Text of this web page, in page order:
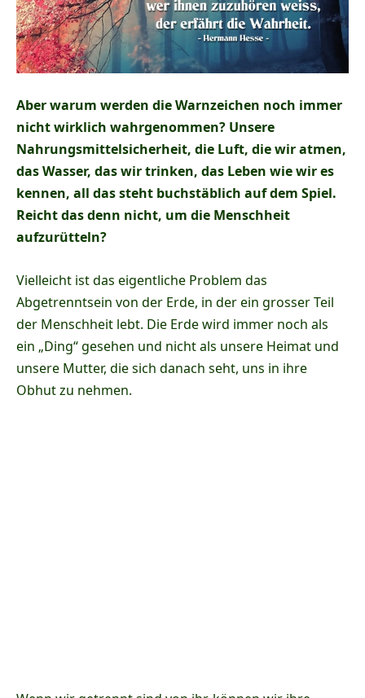
Aber warum werden die Warnzeichen noch immer
nicht wirklich wahrgenommen? Unsere
Nahrungsmittelsicherheit, die Luft, die wir atmen,
das Wasser, das wir trinken, das Leben wie wir es
kennen, all das steht buchstäblich auf dem Spiel.
Reicht das denn nicht, um die Menschheit
aufzurütteln?
Vielleicht ist das eigentliche Problem das
Abgetrenntsein von der Erde, in der ein grosser Teil
der Menschheit lebt. Die Erde wird immer noch als
ein „Ding“ gesehen und nicht als unsere Heimat und
unsere Mutter, die sich danach seht, uns in ihre
Obhut zu nehmen.